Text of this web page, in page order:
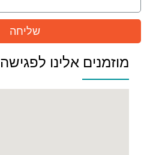
שליחה
מוזמנים אלינו לפגישה